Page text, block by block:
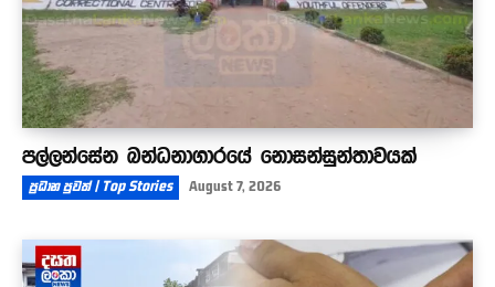
පල්ලන්සේන බන්ධනාගාරයේ නොසන්සුන්තාවයක්
ප්‍රධාන පුවත් | Top Stories August 7, 2026